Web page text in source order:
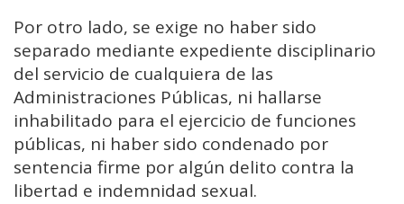
Por otro lado, se exige no haber sido
separado mediante expediente disciplinario
del servicio de cualquiera de las
Administraciones Públicas, ni hallarse
inhabilitado para el ejercicio de funciones
públicas, ni haber sido condenado por
sentencia firme por algún delito contra la
libertad e indemnidad sexual.